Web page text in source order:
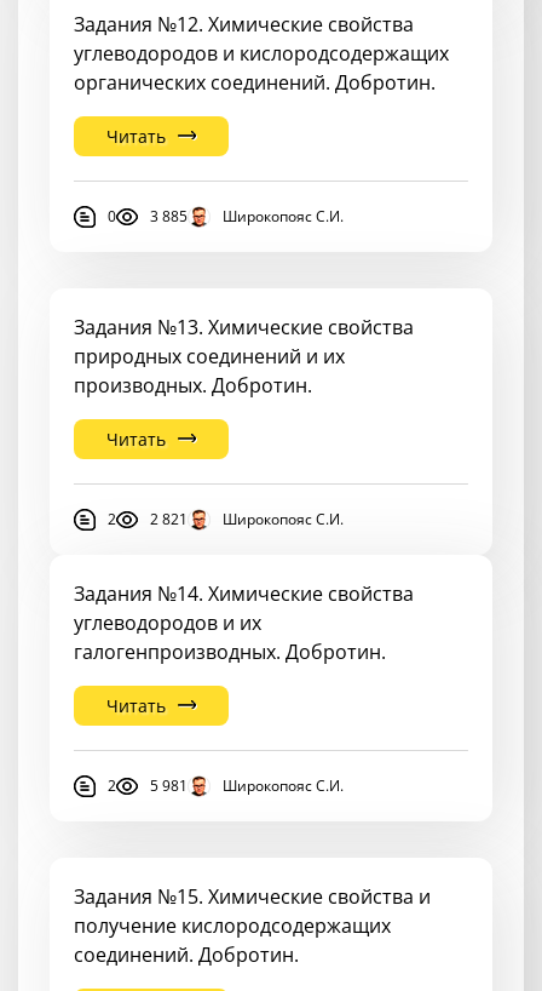
Задания №12. Химические свойства
углеводородов и кислородсодержащих
органических соединений. Добротин.
Читать
0 3 885 Широкопояс С.И.
Задания №13. Химические свойства
природных соединений и их
производных. Добротин.
Читать
2 2 821 Широкопояс С.И.
Задания №14. Химические свойства
углеводородов и их
галогенпроизводных. Добротин.
Читать
2 5 981 Широкопояс С.И.
Задания №15. Химические свойства и
получение кислородсодержащих
соединений. Добротин.